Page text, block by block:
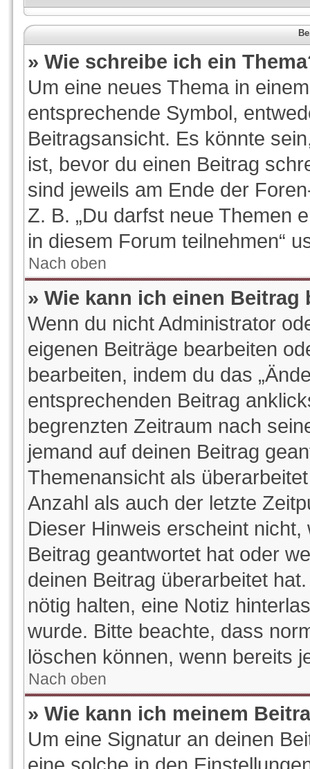
» Wie schreibe ich ein
Um eine neues Thema in
entsprechende Symbol,
Beitragsansicht. Es könnte
ist, bevor du einen Beitrag
sind jeweils am Ende der
Z. B. „Du darfst neue Themen
in diesem Forum teilnehmen“
Nach oben
» Wie kann ich einen
Wenn du nicht Administrator
eigenen Beiträge bearbeiten
bearbeiten, indem du das
entsprechenden Beitrag
begrenzten Zeitraum nach
jemand auf deinen Beitrag
Themenansicht als
Anzahl als auch der letzte
Dieser Hinweis erscheint
Beitrag geantwortet hat oder
deinen Beitrag überarbeitet
nötig halten, eine Notiz
wurde. Bitte beachte, dass
löschen können, wenn bereits
Nach oben
» Wie kann ich meinem
Um eine Signatur an deinen